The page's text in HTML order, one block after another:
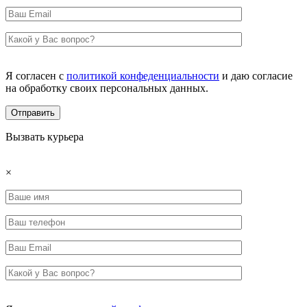
Я согласен с политикой конфеденциальности и даю согласие
на обработку своих персональных данных.
Вызвать курьера
×